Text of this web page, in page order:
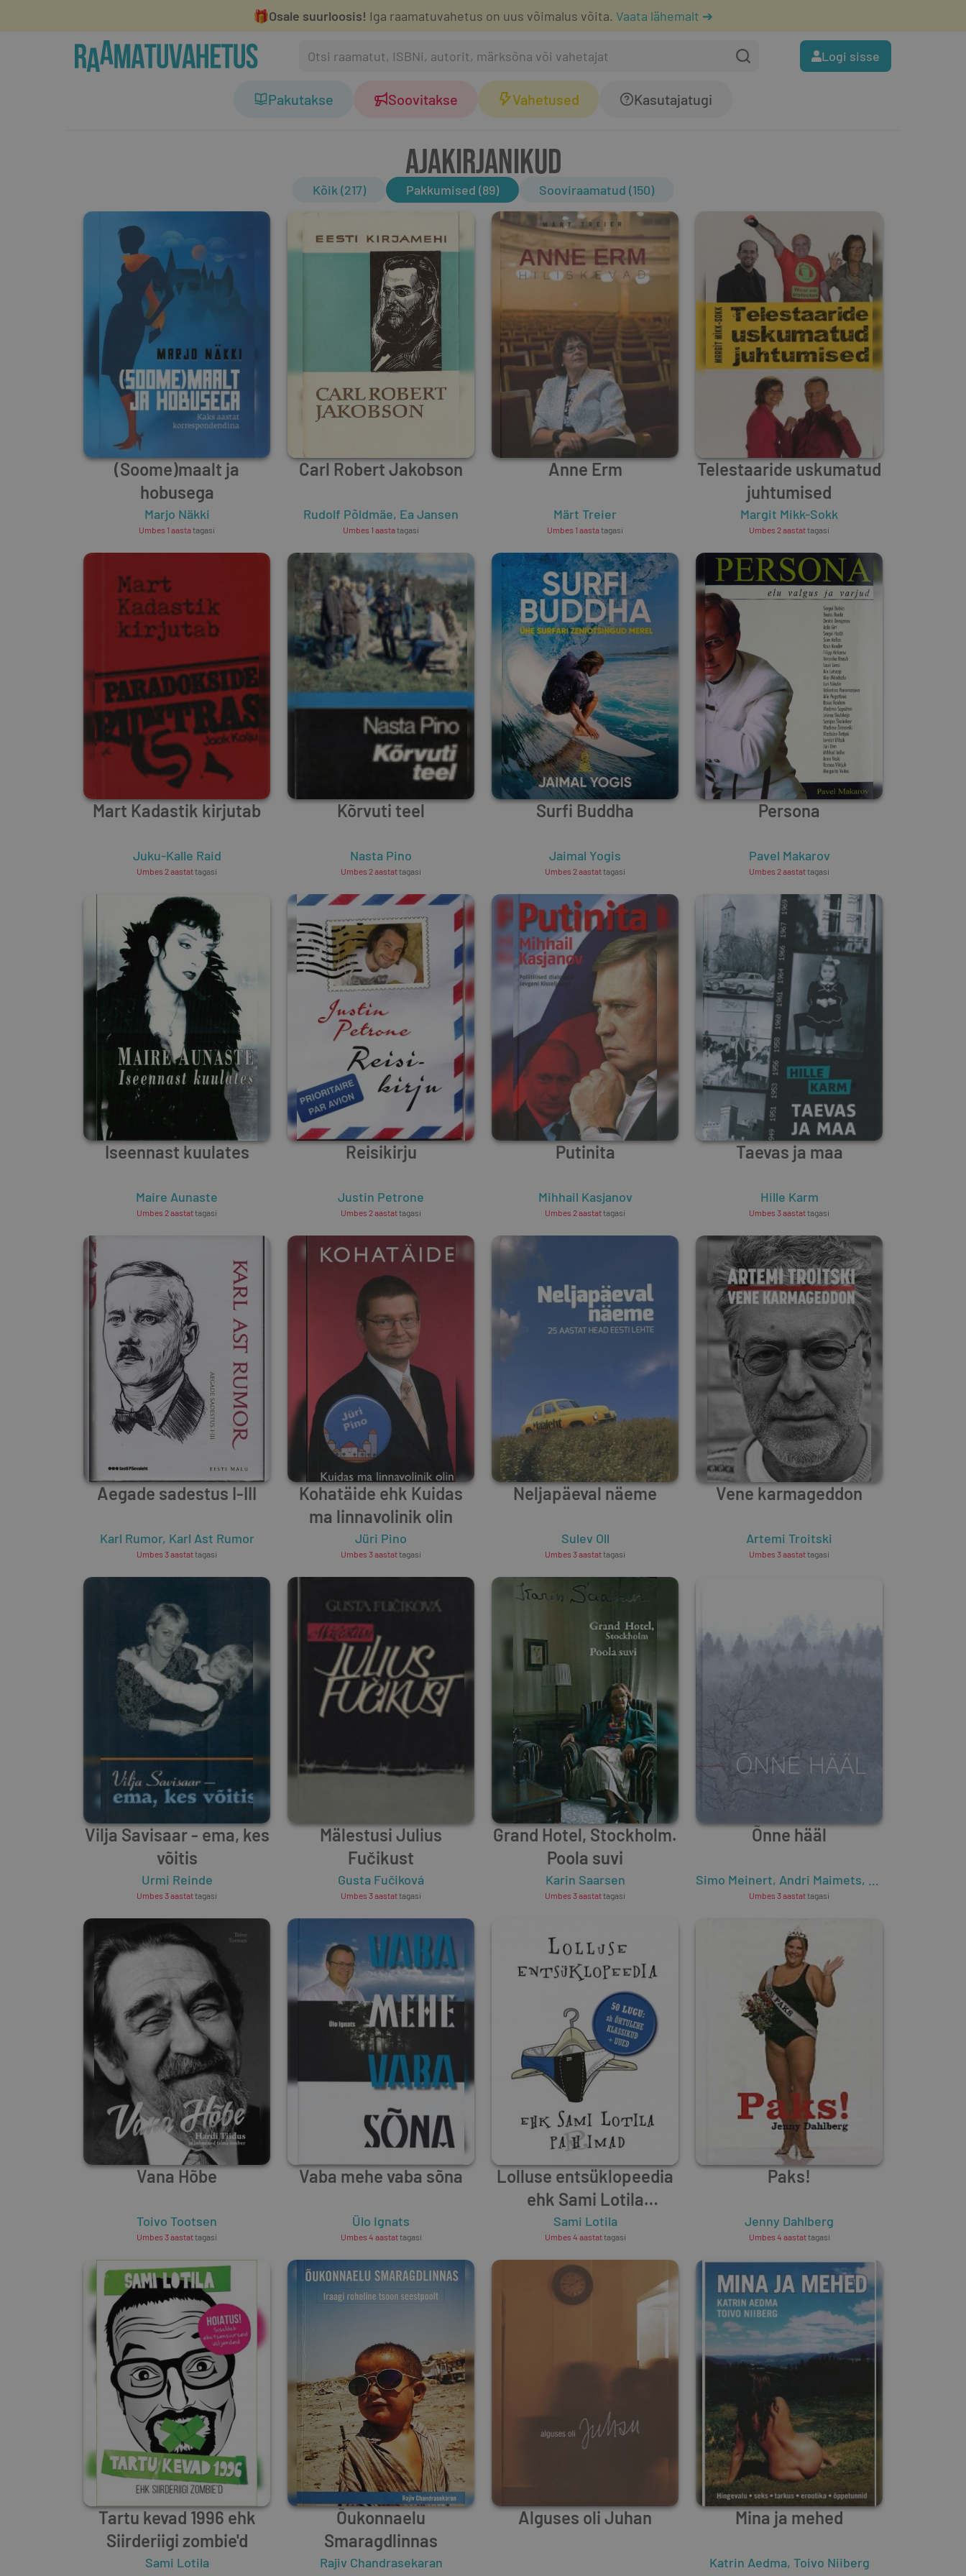
🎁Osale suurloosis! Iga raamatuvahetus on uus võimalus võita. Vaata lähemalt ➔
Logi sisse
Pakutakse Soovitakse Vahetused Kasutajatugi
AJAKIRJANIKUD
Kõik (217) Pakkumised (89) Sooviraamatud (150)
(Soome)maalt ja
hobusega
Marjo Näkki
Umbes 1 aastatagasi
Carl Robert Jakobson
Rudolf Põldmäe, Ea Jansen
Umbes 1 aastatagasi
Anne Erm
Märt Treier
Umbes 1 aastatagasi
Telestaaride uskumatud
juhtumised
Margit Mikk-Sokk
Umbes 2 aastattagasi
Mart Kadastik kirjutab
Juku-Kalle Raid
Umbes 2 aastattagasi
Kõrvuti teel
Nasta Pino
Umbes 2 aastattagasi
Surfi Buddha
Jaimal Yogis
Umbes 2 aastattagasi
Persona
Pavel Makarov
Umbes 2 aastattagasi
Iseennast kuulates
Maire Aunaste
Umbes 2 aastattagasi
Reisikirju
Justin Petrone
Umbes 2 aastattagasi
Putinita
Mihhail Kasjanov
Umbes 2 aastattagasi
Taevas ja maa
Hille Karm
Umbes 3 aastattagasi
Aegade sadestus I-III
Karl Rumor, Karl Ast Rumor
Umbes 3 aastattagasi
Kohatäide ehk Kuidas
ma linnavolinik olin
Jüri Pino
Umbes 3 aastattagasi
Neljapäeval näeme
Sulev Oll
Umbes 3 aastattagasi
Vene karmageddon
Artemi Troitski
Umbes 3 aastattagasi
Vilja Savisaar - ema, kes
võitis
Urmi Reinde
Umbes 3 aastattagasi
Mälestusi Julius
Fučikust
Gusta Fučiková
Umbes 3 aastattagasi
Grand Hotel, Stockholm.
Poola suvi
Karin Saarsen
Umbes 3 aastattagasi
Õnne hääl
Simo Meinert, Andri Maimets,
Umbes 3 aastattagasi
Vana Hõbe
Toivo Tootsen
Umbes 3 aastattagasi
Vaba mehe vaba sõna
Ülo Ignats
Umbes 4 aastattagasi
Lolluse entsüklopeedia
ehk Sami Lotila
pa(r)himad
Sami Lotila
Umbes 4 aastattagasi
Paks!
Jenny Dahlberg
Umbes 4 aastattagasi
Tartu kevad 1996 ehk
Siirderiigi zombie'd
Sami Lotila
Õukonnaelu
Smaragdlinnas
Rajiv Chandrasekaran
Alguses oli Juhan Mina ja mehed
Katrin Aedma, Toivo Niiberg